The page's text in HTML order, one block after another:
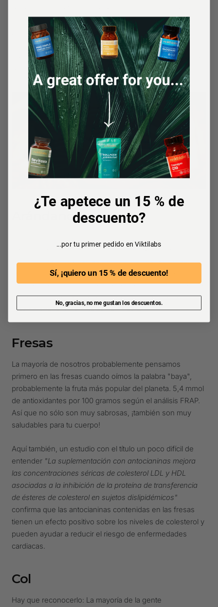
antioxidantes por cada 100 gramos. También se
descubrió que los participantes en el estudio que
consumían el 20% de sus calorías diarias de nueces
pecanas tenían niveles mucho más altos de antioxidantes
en la sangre.
Arándanos
describirse los arándanos. El análisis FRAP muestra hasta
9,2 mmol de antioxidantes por 100 gramos. En un estudio
publicado en 2016, las antocianinas que contienen
también demostraron que pueden reducir los factores de
riesgo de las enfermedades cardiacas al disminuir la
presión arterial y los niveles de colesterol LDL.
Fresas
La mayoría de nosotros probablemente pensamos
primero en las fresas cuando oímos la palabra "baya",
probablemente la fruta más popular del planeta. 5,4 mmol
de antioxidantes por 100 gramos según el análisis FRAP.
Así que no sólo son muy sabrosas, ¡también son muy
saludables para tu cuerpo!
Aquí también, un estudio con el título un poco difícil de
entender "La suplementación con antocianinas mejora
las concentraciones séricas de colesterol LDL y HDL
asociadas a la inhibición de la proteína de transferencia
de ésteres de colesterol en sujetos dislipidémicos"
confirma que las antocianinas contenidas en las fresas
tienen un efecto positivo sobre los niveles de colesterol y
pueden ayudar a reducir el riesgo de enfermedades
cardiacas.
Col
Hay que reconocerlo: La mayoría de la gente
¿Te apetece un 15 % de
descuento?
...por tu primer pedido en Viktilabs
Sí, ¡quiero un 15 % de descuento!
No, gracias, no me gustan los descuentos.